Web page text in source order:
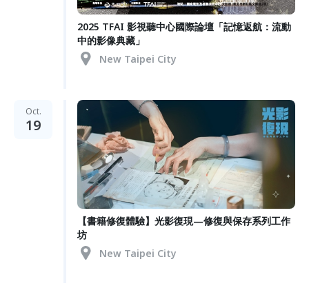
2025 TFAI 影視聽中心國際論壇「記憶返航：流動
中的影像典藏」
New Taipei City
Oct.
19
【書籍修復體驗】光影復現—修復與保存系列工作
坊
New Taipei City